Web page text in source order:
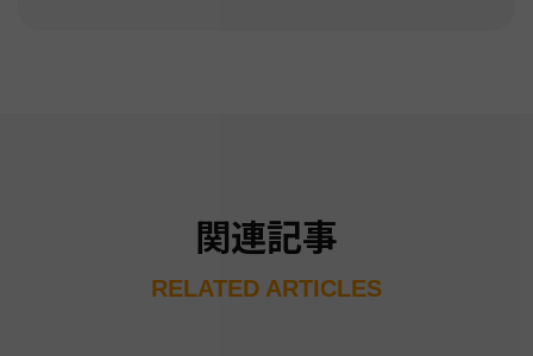
関連記事
RELATED ARTICLES